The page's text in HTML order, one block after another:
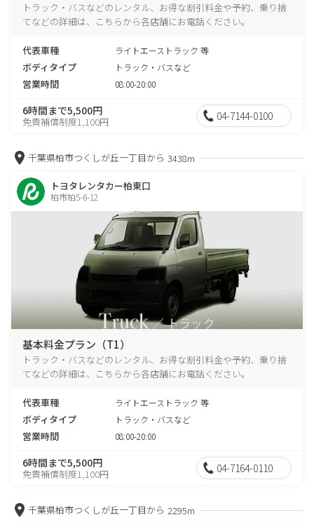
トラック・バスなどのレンタル、お得な割引料金や予約、乗り捨
てなどの詳細は、こちらから各店舗にお電話ください。
代表車種 ライトエーストラック 等
ボディタイプ トラック・バスなど
営業時間 08:00-20:00
6時間まで5,500円
免責補償制度1,100円 04-7144-0100
千葉県柏市つくしが丘一丁目から 3438m
トヨタレンタカー柏東口
柏市柏5-6-12
基本料金プラン（T1）
トラック・バスなどのレンタル、お得な割引料金や予約、乗り捨
てなどの詳細は、こちらから各店舗にお電話ください。
代表車種 ライトエーストラック 等
ボディタイプ トラック・バスなど
営業時間 08:00-20:00
6時間まで5,500円
免責補償制度1,100円 04-7164-0110
千葉県柏市つくしが丘一丁目から 2295m